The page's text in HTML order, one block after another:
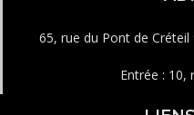
65, rue du Pont de
Entrée : 10,